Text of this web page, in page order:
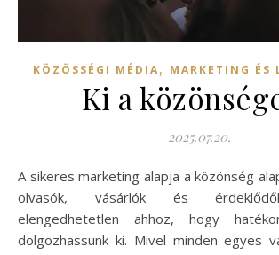
KÖZÖSSÉGI MÉDIA, MARKETING ÉS
Ki a
2025.07.20.
A sikeres marketing alapja a közönség alapos ismerete. Az
olvasók, vásárlók és
elengedhetetlen ahhoz, hogy
dolgozhassunk ki. Mivel minden egyes